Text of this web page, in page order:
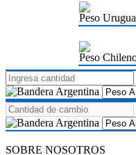
Peso
Peso
SOBRE NOSOTROS